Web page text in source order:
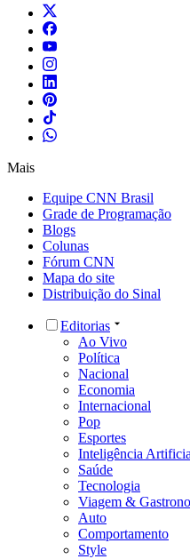
Mais
Equipe CNN Brasil
Grade de Programação
Blogs
Colunas
Fórum CNN
Mapa do site
Distribuição do Sinal
Editorias
Ao Vivo
Política
Nacional
Economia
Internacional
Pop
Esportes
Inteligência
Saúde
Tecnologia
Viagem &
Auto
Comportamento
Style